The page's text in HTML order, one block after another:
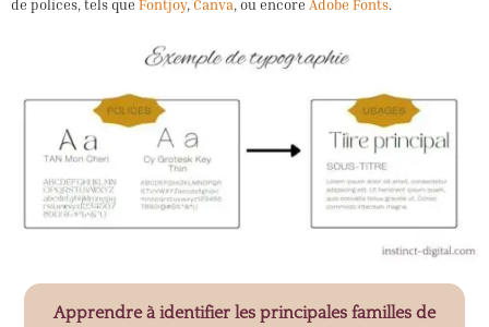
de polices, tels que Fontjoy, Canva, ou encore Adobe Fonts.
Apprendre à identifier les principales familles de